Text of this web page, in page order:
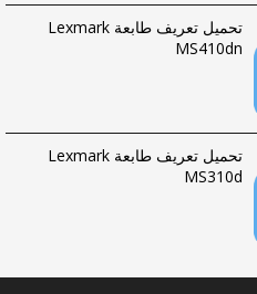
تحميل تعريف طابعة Lexmark
MS410dn
تحميل تعريف طابعة Lexmark
MS310d